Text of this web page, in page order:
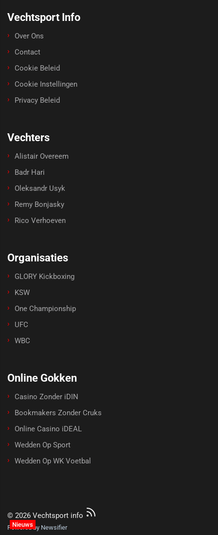
Nieuws
Vechtsport Info
Over Ons
Contact
Cookie Beleid
Cookie Instellingen
Privacy Beleid
Vechters
Alistair Overeem
Badr Hari
Oleksandr Usyk
Remy Bonjasky
Rico Verhoeven
Organisaties
GLORY Kickboxing
KSW
One Championship
UFC
WBC
Online Gokken
Casino Zonder iDIN
Bookmakers Zonder Cruks
Online Casino iDEAL
Wedden Op Sport
Wedden Op WK Voetbal
© 2026 Vechtsport info
Powered by Newsifier